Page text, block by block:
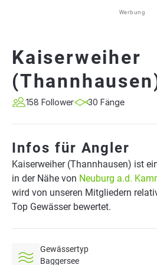
Werbung
Kaiserweiher
158 Follower 30 Fänge
Infos für Angler
Kaiserweiher (Thannhausen) ist
in der Nähe von Neuburg a.d.
wird von unseren Mitgliedern
Top Gewässer bewertet.
Gewässertyp
Baggersee